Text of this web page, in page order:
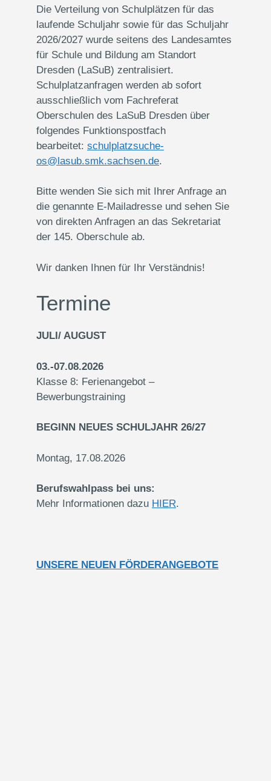
Die Verteilung von Schulplätzen für das
laufende Schuljahr sowie für das Schuljahr
2026/2027 wurde seitens des Landesamtes
für Schule und Bildung am Standort
Dresden (LaSuB) zentralisiert.
Schulplatzanfragen werden ab sofort
ausschließlich vom Fachreferat
Oberschulen des LaSuB Dresden über
folgendes Funktionspostfach
bearbeitet: schulplatzsuche-
os@lasub.smk.sachsen.de.
Bitte wenden Sie sich mit Ihrer Anfrage an
die genannte E-Mailadresse und sehen Sie
von direkten Anfragen an das Sekretariat
der 145. Oberschule ab.
Wir danken Ihnen für Ihr Verständnis!
Termine
JULI/ AUGUST
03.-07.08.2026
Klasse 8: Ferienangebot –
Bewerbungstraining
BEGINN NEUES SCHULJAHR 26/27
Montag, 17.08.2026
Berufswahlpass bei uns:
Mehr Informationen dazu HIER.
UNSERE NEUEN FÖRDERANGEBOTE